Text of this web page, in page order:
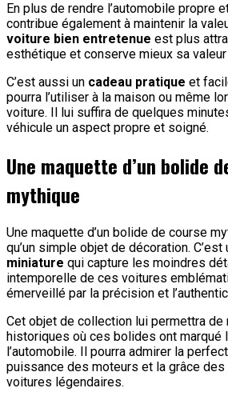
En plus de rendre l’automobile propre
contribue également à maintenir la
voiture bien entretenue est plus
esthétique et conserve mieux sa
C’est aussi un cadeau pratique et
pourra l’utiliser à la maison ou même
voiture. Il lui suffira de quelques
véhicule un aspect propre et soigné.
Une maquette d’un bolide
mythique
Une maquette d’un bolide de course
qu’un simple objet de décoration. C’est
miniature qui capture les moindres
intemporelle de ces voitures
émerveillé par la précision et
Cet objet de collection lui permettra
historiques où ces bolides ont marqué
l’automobile. Il pourra admirer la
puissance des moteurs et la grâce
voitures légendaires.